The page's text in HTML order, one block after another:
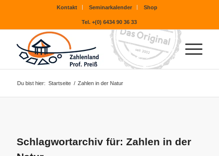
Kontakt Seminarkalender Shop
Tel. +(0) 6434 90 36 33
Du bist hier: Startseite / Zahlen in der Natur
Schlagwortarchiv für: Zahlen in der